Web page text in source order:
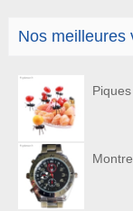
Nos meilleures